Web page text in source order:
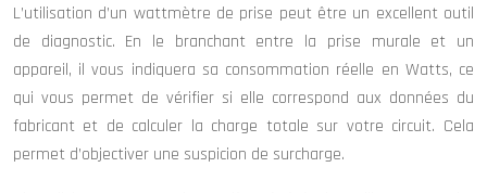
L’utilisation d’un wattmètre de prise peut être un excellent outil
de diagnostic. En le branchant entre la prise murale et un
appareil, il vous indiquera sa consommation réelle en Watts, ce
qui vous permet de vérifier si elle correspond aux données du
fabricant et de calculer la charge totale sur votre circuit. Cela
permet d’objectiver une suspicion de surcharge.